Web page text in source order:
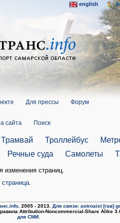
Для прессы Форум
сайта Поиск
Трамвай Троллейбус
Речные суда Самолеты
изменения страниц.
страница.
english
. 2005 - 2013. Для связи: astroaist [гав]
Attribution-Noncommercial-Share Alike
для СМИ.